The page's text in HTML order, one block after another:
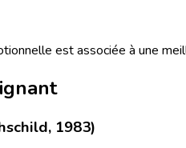
est associée à une
1983)